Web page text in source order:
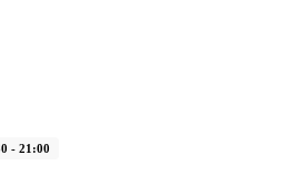
- 21:00